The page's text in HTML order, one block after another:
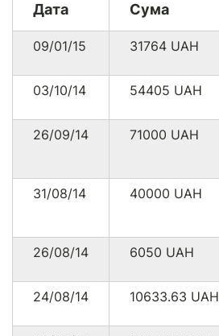
Дата Сума
09/01/15 31764 UAH
03/10/14
54405 UAH
26/09/14
71000 UAH
31/08/14
40000 UAH
26/08/14
6050 UAH
24/08/14
10633.63 UAH